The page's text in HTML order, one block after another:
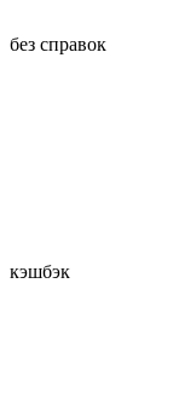
без справок
кэшбэк